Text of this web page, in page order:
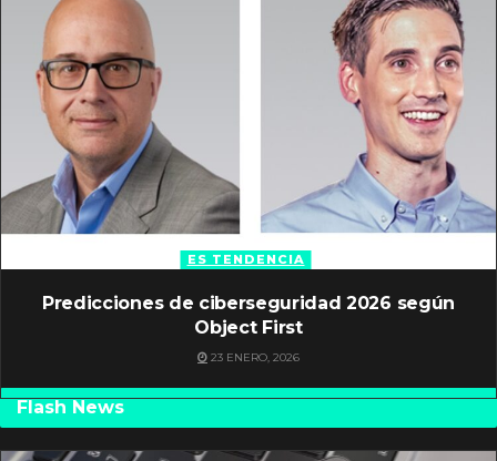
ES TENDENCIA
Predicciones de ciberseguridad 2026 según
Object First
23 ENERO, 2026
Flash News